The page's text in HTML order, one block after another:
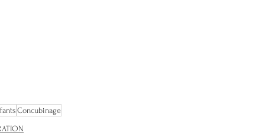
Concubinage